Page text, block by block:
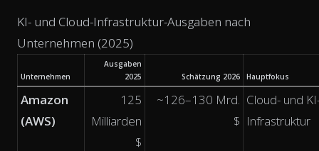
KI- und Cloud-Infrastruktur-Ausgaben nach
Unternehmen (2025)
Unternehmen
Ausgaben
2025
Schätzung 2026 Hauptfokus
Amazon
(AWS)
125
Milliarden
$
~126–130 Mrd.
$
Cloud- und
Infrastruktur